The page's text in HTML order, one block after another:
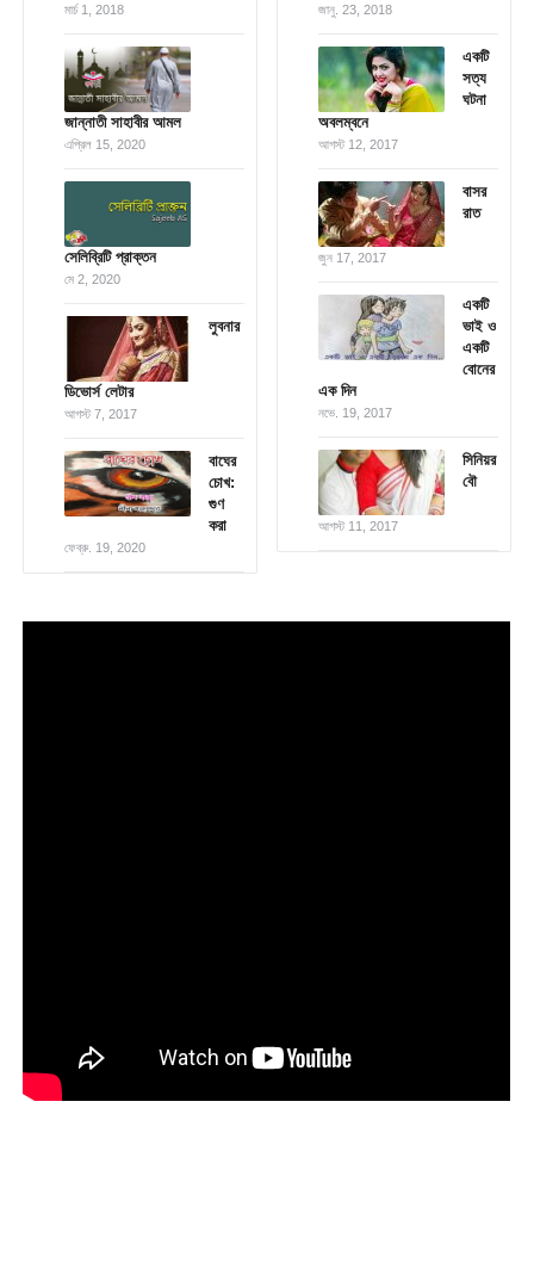
মার্চ 1, 2018
জান্নাতী সাহাবীর আমল
এপ্রিল 15, 2020
সেলিব্রিটি প্রাক্তন
মে 2, 2020
লুবনার
ডিভোর্স লেটার
আগস্ট 7, 2017
বাঘের
চোখ:
গুণ
করা
ফেব্রু. 19, 2020
জানু. 23, 2018
একটি
সত্য
ঘটনা
অবলম্বনে
আগস্ট 12, 2017
বাসর
রাত
জুন 17, 2017
একটি
ভাই ও
একটি
বোনের
এক দিন
নভে. 19, 2017
সিনিয়র
বৌ
আগস্ট 11, 2017